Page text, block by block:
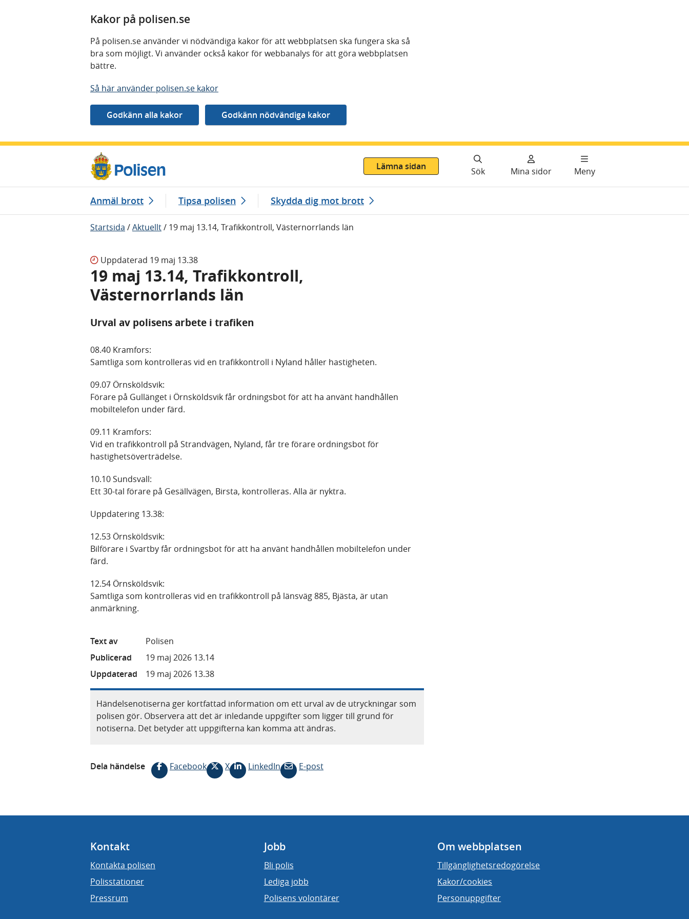
Kakor på polisen.se
På polisen.se använder vi nödvändiga kakor för att webbplatsen ska fungera ska så
bra som möjligt. Vi använder också kakor för webbanalys för att göra webbplatsen
bättre.
Så här använder polisen.se kakor
Lämna sidan
Sök Mina sidor Meny
Anmäl brott Tipsa polisen Skydda dig mot brott
Startsida /Aktuellt/ 19 maj 13.14, Trafikkontroll, Västernorrlands län
Uppdaterad 19 maj 13.38
19 maj 13.14, Trafikkontroll,
Västernorrlands län
Urval av polisens arbete i trafiken
08.40 Kramfors:
Samtliga som kontrolleras vid en trafikkontroll i Nyland håller hastigheten.
09.07 Örnsköldsvik:
Förare på Gullänget i Örnsköldsvik får ordningsbot för att ha använt handhållen
mobiltelefon under färd.
09.11 Kramfors:
Vid en trafikkontroll på Strandvägen, Nyland, får tre förare ordningsbot för
hastighetsöverträdelse.
10.10 Sundsvall:
Ett 30-tal förare på Gesällvägen, Birsta, kontrolleras. Alla är nyktra.
Uppdatering 13.38:
12.53 Örnsköldsvik:
Bilförare i Svartby får ordningsbot för att ha använt handhållen mobiltelefon under
färd.
12.54 Örnsköldsvik:
Samtliga som kontrolleras vid en trafikkontroll på länsväg 885, Bjästa, är utan
anmärkning.
Text av
Polisen
Publicerad
19 maj 2026 13.14
Uppdaterad
19 maj 2026 13.38
Händelsenotiserna ger kortfattad information om ett urval av de utryckningar som
polisen gör. Observera att det är inledande uppgifter som ligger till grund för
notiserna. Det betyder att uppgifterna kan komma att ändras.
Dela händelse Facebook X LinkedIn E-post
Kontakt
Kontakta polisen
Polisstationer
Pressrum
Jobb
Bli polis
Lediga jobb
Polisens volontärer
Om webbplatsen
Tillgänglighetsredogörelse
Kakor/cookies
Personuppgifter